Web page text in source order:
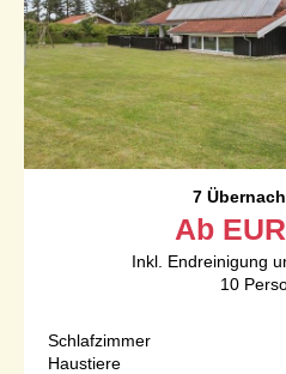
7
Ab EUR
Inkl. Endreinigung
10
Schlafzimmer
Haustiere